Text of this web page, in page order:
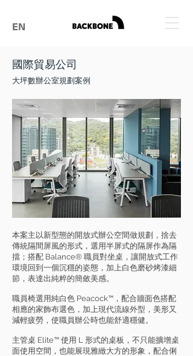
EN
國際貿易公司
大坪數辦公室規劃案例
本案主以新型態的開放式辦公空間做規劃，捨去
傳統隔間屏風的形式，選用半屏式的隔屏作為隔
擋；搭配 Balance® 職員對坐桌，讓開放式工作
環境回到一個沉穩的姿態，加上白色磨砂烤漆細
節，表達出純粹的簡斂美感。
職員椅選用純白色 Peacock™，配合牆面色搭配
相應的家飾布選色，加上現代流線外型，美形又
減輕疲勞，使職員辦公時也能舒適穩健。
主管桌 Elite™ 使用 L 形式的桌板，不只能擴增桌
面使用空間，也能展現雅緻大⽅的形象，配合俐